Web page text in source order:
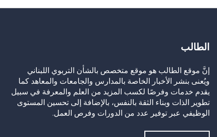
الطالب
إنَّ موقع الطالب هو موقع متخصص بالشأن التربوي اللبناني
ويُعنى بنشر الأخبار الخاصة بالمدارس والجامعات والمعاهد كما
يقدم خدمات وفرصًا لكسب المزيد من العلم والمعرفة في سبيل
تطوير الذات وبناء الثقة بالنفس، بالإضافة إلى تحسين المستوى
الوظيفي عبر توفير عدد من الدورات وفرص العمل.